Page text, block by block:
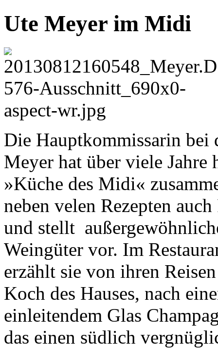
Ute Meyer im Midi
Die Hauptkommissarin
Meyer hat über viele Jahre
»Küche des Midi«
neben velen Rezepten
und stellt
Weingüter vor. Im
erzählt sie von ihren
Koch des Hauses, nach
einleitendem Glas
das einen südlich